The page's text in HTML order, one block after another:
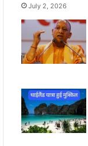
July 2, 2026